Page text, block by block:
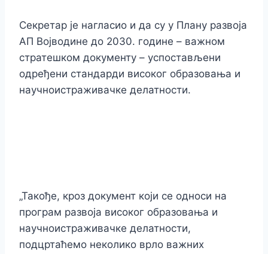
Секретар је нагласио и да су у Плану развоја
АП Војводине до 2030. године – важном
стратешком документу – успостављени
одређени стандарди високог образовања и
научноистраживачке делатности.
„Такође, кроз документ који се односи на
програм развоја високог образовања и
научноистраживачке делатности,
подцртаћемо неколико врло важних